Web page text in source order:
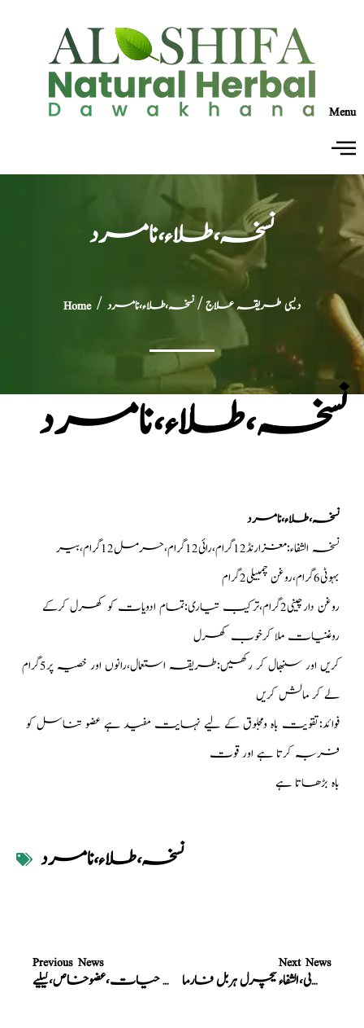
Menu
نسخہ،طلاء،نامرد
Home/ دیسی طریقہ علاج/ نسخہ،طلاء،نامرد
نسخہ،طلاء،نامرد
نسخہ،طلاء،نامرد
نسخہ الشفاء:مغزارنڈ12گرام،رائی12گرام،حرمل12گرام،بیر
بہوٹی6گرام،روغن چمبیلی2گرام
روغن دارچینی2گرام،ترکیب تیاری:تمام ادویات کو کھرل کرکے
روغنیات ملا کرخوب کھرل
کریں اور سنبھال کر رکھیں:طریقہ استعمال،رانوں اور خصیہ پر5گرام
لے کر مالش کریں
فوائد:تقویت باہ ومجلوق کے لیے نہایت مفید ہے عضو تناسل کو
فربہ کرتا ہے اور قوت
باہ بڑھاتا ہے
نسخہ،طلاء،نامرد
Previous News
نسخہ،طلاء،آب حیات،عضوخاص،کیلیے
Next News
نسخہ،طلاء،عرفانی،الشفاء نیچرل ہربل فارما